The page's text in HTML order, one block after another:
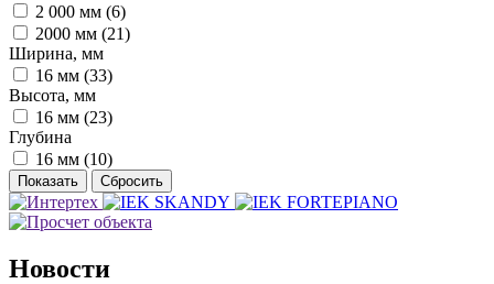
2 000 мм (6)
2000 мм (21)
Ширина, мм
16 мм (33)
Высота, мм
16 мм (23)
Глубина
16 мм (10)
Новости